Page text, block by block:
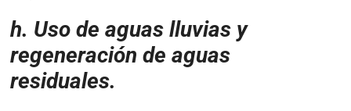
h. Uso de aguas lluvias y
regeneración de aguas
residuales.